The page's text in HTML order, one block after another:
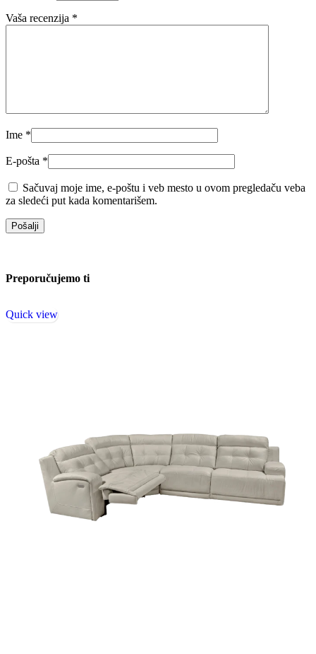
Vaša recenzija *
Ime *
E-pošta *
Sačuvaj moje ime, e-poštu i veb mesto u ovom pregledaču veba
za sledeći put kada komentarišem.
Preporučujemo ti
Quick view